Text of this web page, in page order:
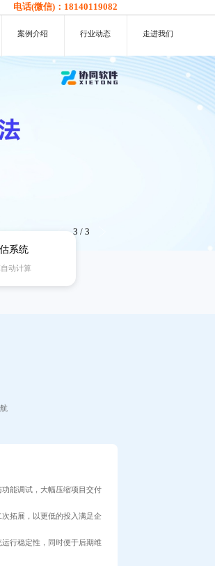
电话(微信)： 18140119082
案例介绍 行业动态 走进我们
3 / 3
系统
动计算
能调试，大幅压缩项目交付
拓展，以更低的投入满足企
行稳定性，同时便于后期维